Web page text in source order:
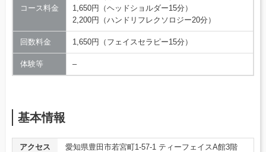
コース料金
1,650円（ヘッドショルダー15分）
2,200円（ハンドリフレクソロジー20分）
回数料金 1,650円（フェイスセラピー15分）
体験等 –
基本情報
アクセス
愛知県豊田市若宮町1-57-1 ティーフェイスA館3階